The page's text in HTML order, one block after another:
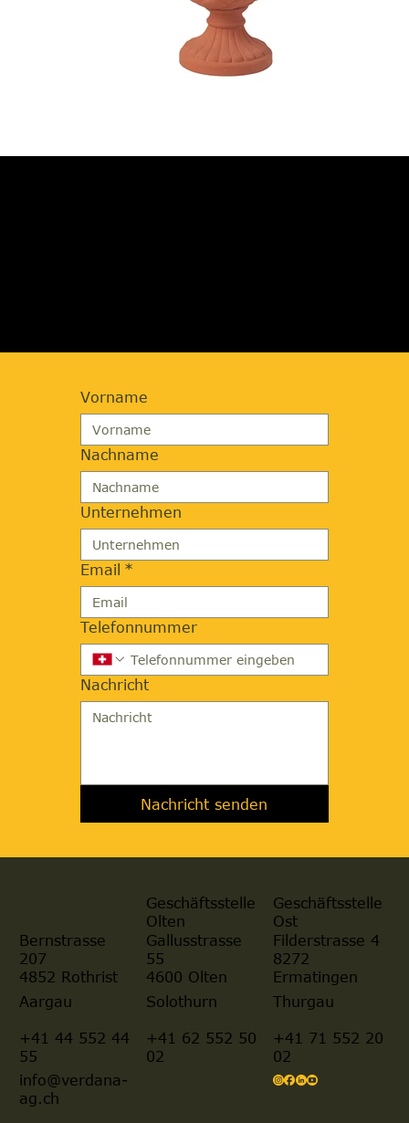
Vorname
Nachname
Unternehmen
Email *
Telefonnummer
Nachricht
Nachricht senden
Bernstrasse
207
4852 Rothrist
Geschäftsstelle
Olten
Gallusstrasse
55
4600 Olten
Geschäftsstelle
Ost
Filderstrasse 4
8272
Ermatingen
Aargau
+41 44 552 44
55
Solothurn
+41 62 552 50
02
Thurgau
+41 71 552 20
02
info@verdana-
ag.ch